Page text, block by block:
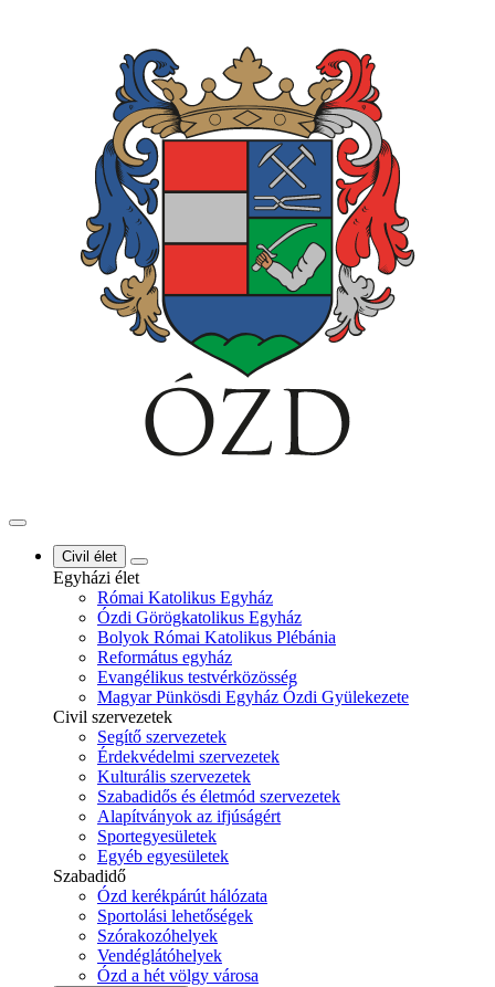
Civil élet
Egyházi élet
Római Katolikus Egyház
Ózdi Görögkatolikus Egyház
Bolyok Római Katolikus Plébánia
Református egyház
Evangélikus testvérközösség
Magyar Pünkösdi Egyház Ózdi Gyülekezete
Civil szervezetek
Segítő szervezetek
Érdekvédelmi szervezetek
Kulturális szervezetek
Szabadidős és életmód szervezetek
Alapítványok az ifjúságért
Sportegyesületek
Egyéb egyesületek
Szabadidő
Ózd kerékpárút hálózata
Sportolási lehetőségek
Szórakozóhelyek
Vendéglátóhelyek
Ózd a hét völgy városa